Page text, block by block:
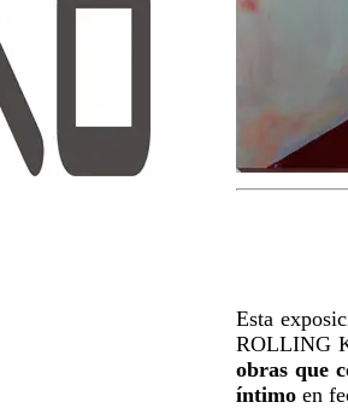
Esta
ROLLING
obras que
íntimo en